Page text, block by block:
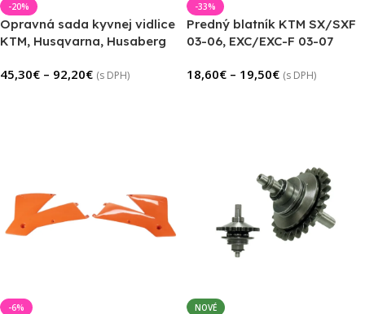
-20%
Opravná sada kyvnej vidlice
KTM, Husqvarna, Husaberg
45,30€ – 92,20€ (s DPH)
-33%
Predný blatník KTM SX/SXF
03-06, EXC/EXC-F 03-07
18,60€ – 19,50€ (s DPH)
-6% NOVÉ